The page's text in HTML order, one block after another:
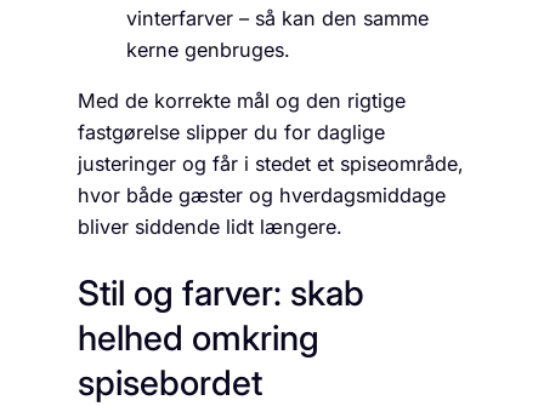
vinterfarver – så kan den samme
kerne genbruges.
Med de korrekte mål og den rigtige
fastgørelse slipper du for daglige
justeringer og får i stedet et spiseområde,
hvor både gæster og hverdagsmiddage
bliver siddende lidt længere.
Stil og farver: skab
helhed omkring
spisebordet